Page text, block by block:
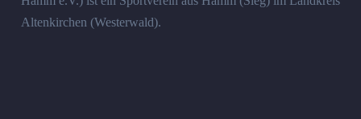
Altenkirchen (Westerwald).